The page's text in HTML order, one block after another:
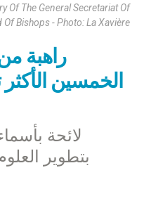
Of The General Secretariat Of
Of Bishops - Photo: La Xavière
راهبة
الخمسين
لائحة
بتطوير